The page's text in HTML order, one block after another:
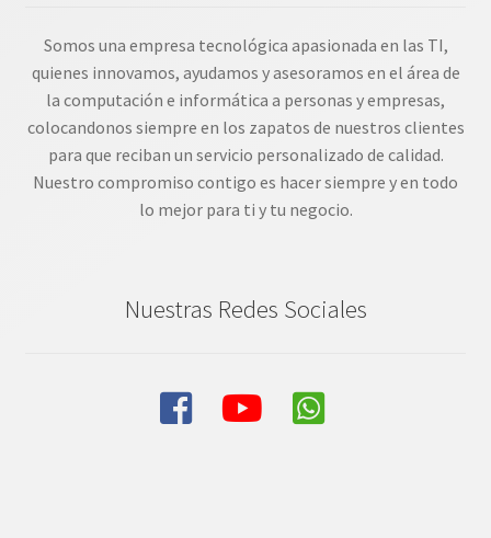
Somos una empresa tecnológica apasionada en las TI,
quienes innovamos, ayudamos y asesoramos en el área de
la computación e informática a personas y empresas,
colocandonos siempre en los zapatos de nuestros clientes
para que reciban un servicio personalizado de calidad.
Nuestro compromiso contigo es hacer siempre y en todo
lo mejor para ti y tu negocio.
Nuestras Redes Sociales